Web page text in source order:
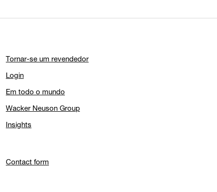
Tornar-se um revendedor
Login
Em todo o mundo
Wacker Neuson Group
Insights
Contact form